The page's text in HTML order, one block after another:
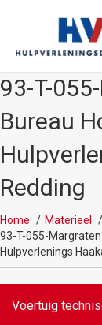
93-T-
Bureau
Redding
Home
Materieel
93-T-055-
Hulpverlenings
Voertuig